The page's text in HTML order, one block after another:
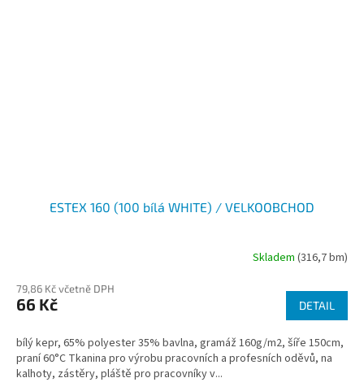
ESTEX 160 (100 bílá WHITE) / VELKOOBCHOD
Skladem (316,7 bm)
79,86 Kč včetně DPH
66 Kč DETAIL
bílý kepr, 65% polyester 35% bavlna, gramáž 160g/m2, šíře 150cm,
praní 60°C Tkanina pro výrobu pracovních a profesních oděvů, na
kalhoty, zástěry, pláště pro pracovníky v...